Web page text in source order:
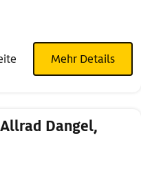
Mehr Details
Dangel,